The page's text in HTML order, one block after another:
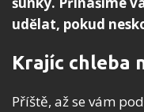
udělat, pokud
Krajíc chleba
Příště, až se vám